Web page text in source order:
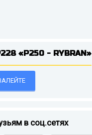
«P250 - RYBRAN»
в соц.сетях